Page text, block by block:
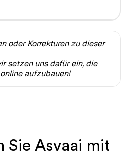
oder Korrekturen zu dieser
setzen uns dafür ein, die
aufzubauen!
Sie Asvaai mit